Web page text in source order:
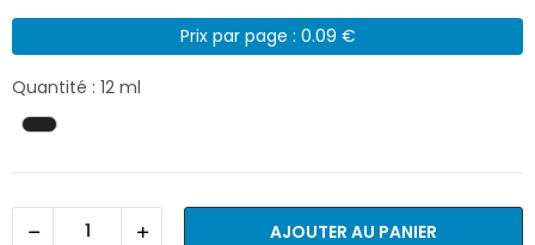
Prix par page : 0.09 €
Quantité : 12 ml
AJOUTER AU PANIER